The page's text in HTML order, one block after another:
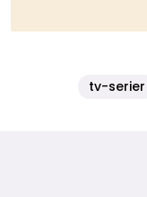
tv-serier